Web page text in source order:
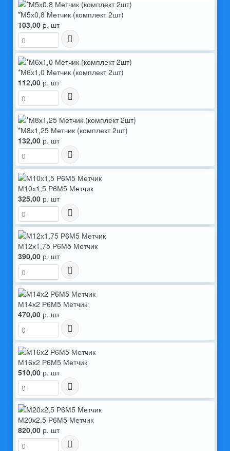
*М5х0,8 Метчик (комплект 2шт)
103,00 р. шт
*М6х1,0 Метчик (комплект 2шт)
112,00 р. шт
*М8х1,25 Метчик (комплект 2шт)
132,00 р. шт
М10х1,5 Р6М5 Метчик
325,00 р. шт
М12х1,75 Р6М5 Метчик
390,00 р. шт
М14х2 Р6М5 Метчик
470,00 р. шт
М16х2 Р6М5 Метчик
510,00 р. шт
М20х2,5 Р6М5 Метчик
820,00 р. шт